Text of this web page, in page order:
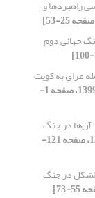
راهبردها و
جهانی دوم
عراق به کویت
[دوره 4، شماره 2، 1399، صفحه 1-
آن‌ها در جنگ
[دوره 4، شماره 4، 1399، صفحه 121-
در جنگ